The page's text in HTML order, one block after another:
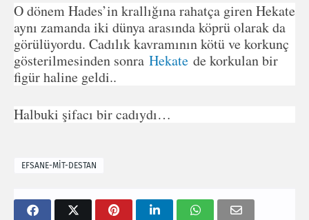
O dönem Hades’in krallığına rahatça giren Hekate
aynı zamanda iki dünya arasında köprü olarak da
görülüyordu. Cadılık kavramının kötü ve korkunç
gösterilmesinden sonra Hekate de korkulan bir
figür haline geldi..
Halbuki şifacı bir cadıydı…
EFSANE-MİT-DESTAN